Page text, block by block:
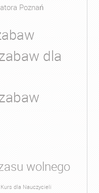
Poznań
dla
wolnego
Kurs dla Nauczycieli